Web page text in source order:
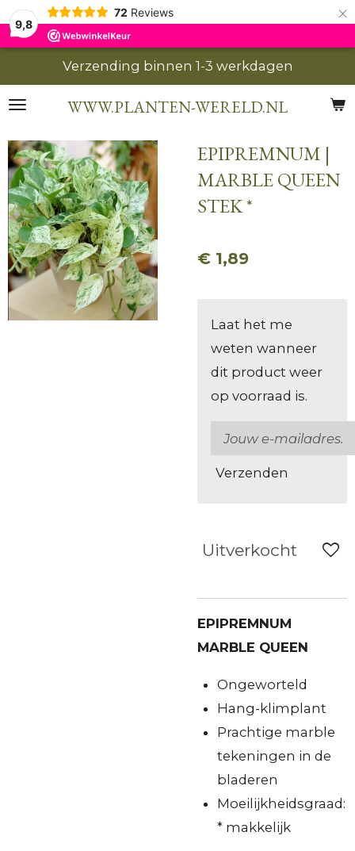
9,8
72 Reviews ×
WWW.PLANTEN-WERELD.NL
Verzending binnen 1-3 werkdagen
EPIPREMNUM |
MARBLE QUEEN
STEK *
€ 1,89
Laat het me
weten wanneer
dit product weer
op voorraad is.
Verzenden
Uitverkocht
EPIPREMNUM
MARBLE QUEEN
Ongeworteld
Hang-klimplant
Prachtige marble
tekeningen in de
bladeren
Moeilijkheidsgraad:
* makkelijk